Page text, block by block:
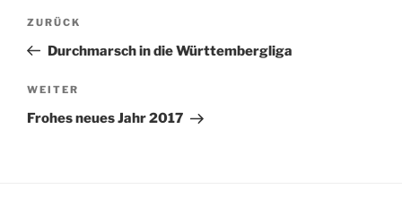
Beitragsnavigation
Vorheriger
Beitrag
ZURÜCK
Durchmarsch in die Württembergliga
Nächster
Beitrag
WEITER
Frohes neues Jahr 2017